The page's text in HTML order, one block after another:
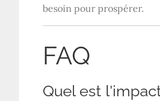
besoin pour prospérer.
FAQ
Quel est